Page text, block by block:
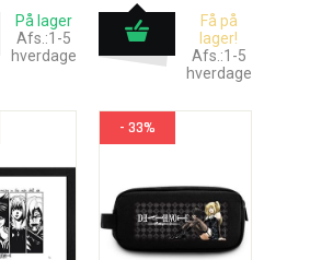
På lager
Afs.:1-5
hverdage
Få på
lager!
Afs.:1-5
hverdage
- 33%